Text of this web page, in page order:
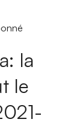
la
le